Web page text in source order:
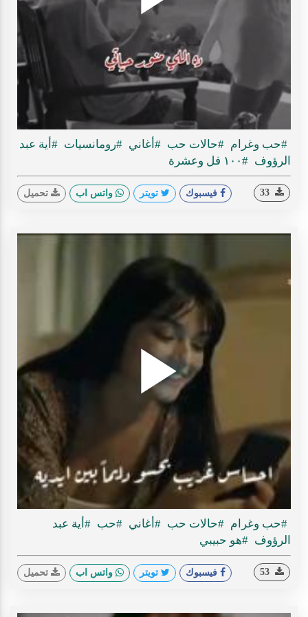
Play
#حب وغرام #حالات حب #أغاني #رومانسيات #أية عبد
الرؤوف #١٠٠ فل وعشرة
فيسبوك تويتر واتس اب تحميل
Play
#حب وغرام #حالات حب #أغاني #حب #أية عبد
الرؤوف #هو حبيبي
فيسبوك تويتر واتس اب تحميل